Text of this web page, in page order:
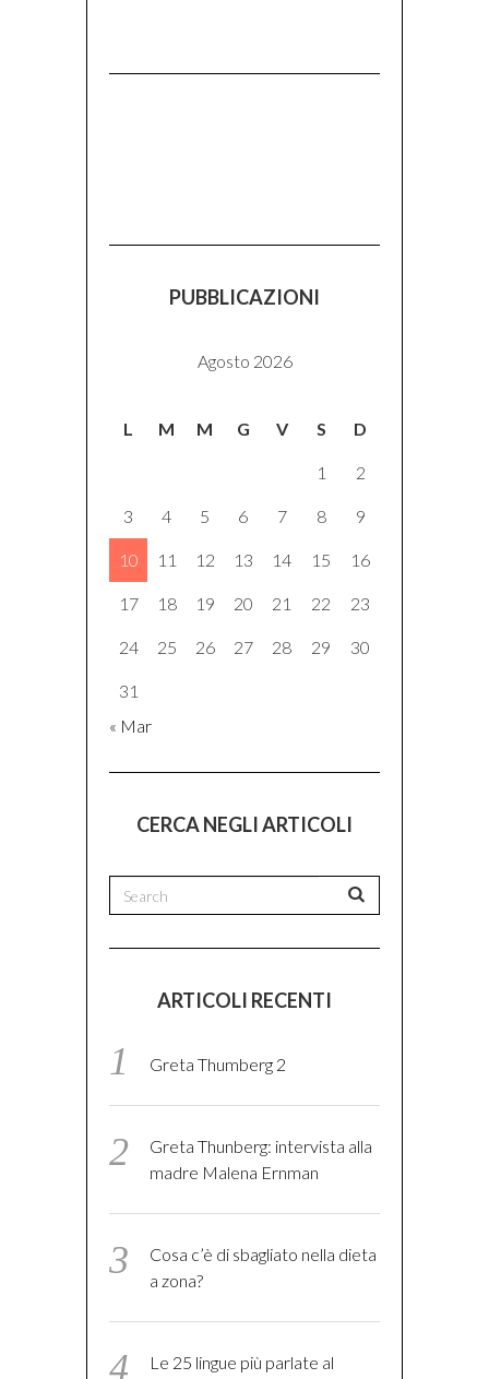
PUBBLICAZIONI
Agosto 2026
L M M G V S D
1 2
3 4 5 6 7 8 9
10 11 12 13 14 15 16
17 18 19 20 21 22 23
24 25 26 27 28 29 30
31
« Mar
CERCA NEGLI ARTICOLI
ARTICOLI RECENTI
Greta Thumberg 2
Greta Thunberg: intervista alla
madre Malena Ernman
Cosa c’è di sbagliato nella dieta
a zona?
Le 25 lingue più parlate al